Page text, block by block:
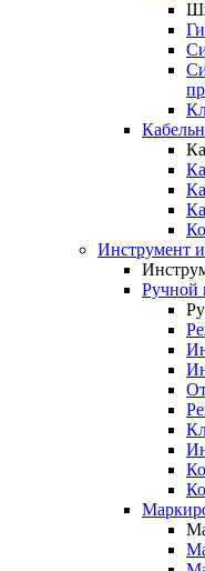
Инструмент
Ручной